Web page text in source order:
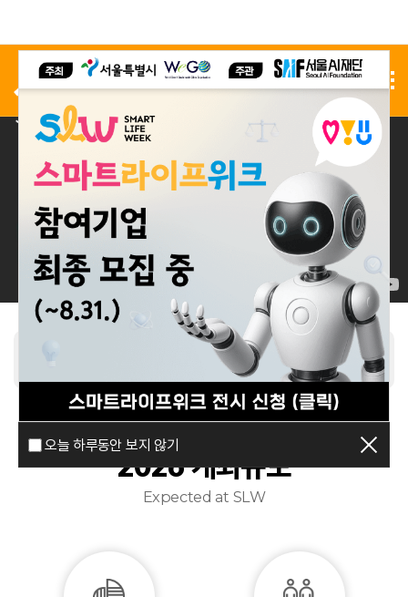
오늘 하루동안 보지 않기
사전 등록 전시 신청
2026 개최규모
Expected at SLW